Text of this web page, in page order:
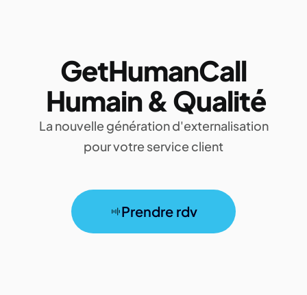
GetHumanCall
Humain & Qualité
La nouvelle génération d'externalisation
pour votre service client
Prendre rdv